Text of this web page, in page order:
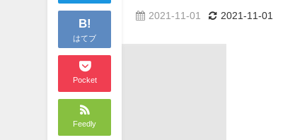
B!
はてブ
Pocket
Feedly
2021-11-01 2021-11-01